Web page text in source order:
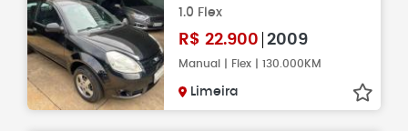
1.0 Flex
R$ 22.900 2009
Manual | Flex | 130.000KM
Limeira